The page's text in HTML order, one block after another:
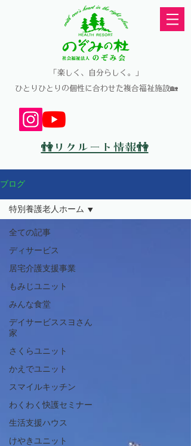
​「楽しく、自分らしく。」
​ひとりひとりの個性に合わせた複合福祉施設🏡
👫リクルート情報👫
ブログ
全ての記事
ディサービス
居宅介護支援事業
もみじユニット
みんな食堂
デイサービススヨさん
家
さくらユニット
かえでユニット
スマイルキッチン
わくわく快護セミナー
生活支援ハウス
けやきユニット
特別養護老人ホーム